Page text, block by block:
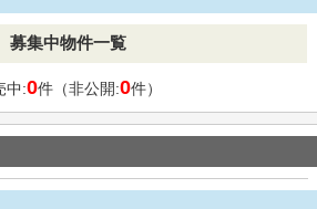
募集中物件一覧
中:0件（非公開:0件）